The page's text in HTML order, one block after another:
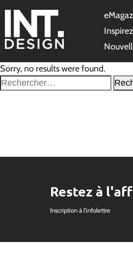
Sorry, no results were found.
Rechercher :
Restez à
Inscription à l'infolettre